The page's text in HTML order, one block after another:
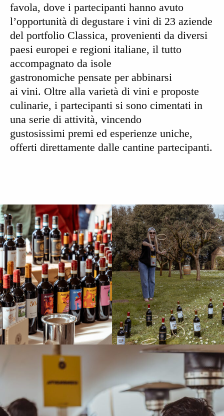
favola, dove i partecipanti hanno avuto
l’opportunità di degustare i vini di 23 aziende
del portfolio Classica, provenienti da diversi
paesi europei e regioni italiane, il tutto
accompagnato da isole
gastronomiche pensate per abbinarsi
ai vini. Oltre alla varietà di vini e proposte
culinarie, i partecipanti si sono cimentati in
una serie di attività, vincendo
gustosissimi premi ed esperienze uniche,
offerti direttamente dalle cantine partecipanti.